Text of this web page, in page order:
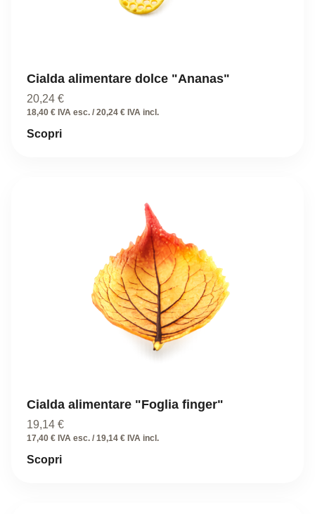
Cialda alimentare dolce "Ananas"
20,24 €
18,40 € IVA esc. / 20,24 € IVA incl.
Scopri
Cialda alimentare "Foglia finger"
19,14 €
17,40 € IVA esc. / 19,14 € IVA incl.
Scopri